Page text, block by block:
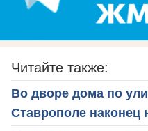
Читайте также:
Во дворе дома по
Ставрополе наконец